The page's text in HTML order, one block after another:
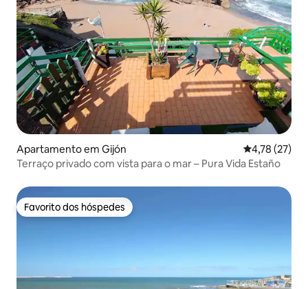
Apartamento em Gijón Classificação
4,78 (27)
Terraço privado com vista para o mar – Pura Vida Estaño
Favorito dos hóspedes
Favorito dos hóspedes